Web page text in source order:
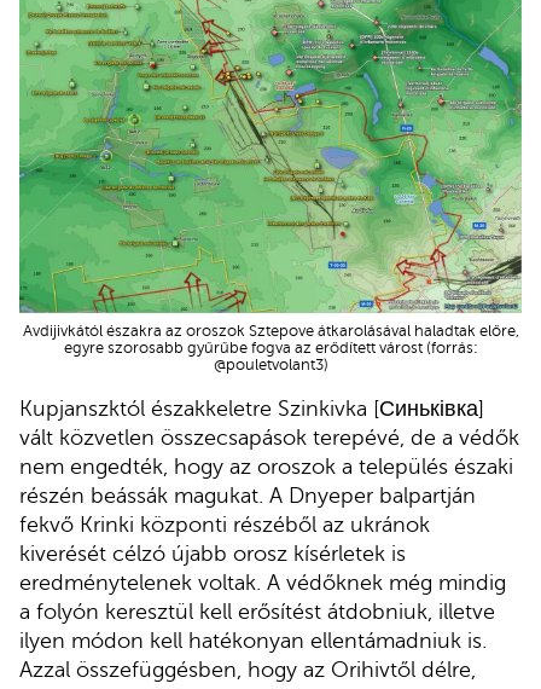
Avdijivkától északra az oroszok Sztepove átkarolásával haladtak előre,
egyre szorosabb gyűrűbe fogva az erődített várost (forrás:
@pouletvolant3)
Kupjanszktól északkeletre Szinkivka [Синьківка]
vált közvetlen összecsapások terepévé, de a védők
nem engedték, hogy az oroszok a település északi
részén beássák magukat. A Dnyeper balpartján
fekvő Krinki központi részéből az ukránok
kiverését célzó újabb orosz kísérletek is
eredménytelenek voltak. A védőknek még mindig
a folyón keresztül kell erősítést átdobniuk, illetve
ilyen módon kell hatékonyan ellentámadniuk is.
Azzal összefüggésben, hogy az Orihivtől délre,